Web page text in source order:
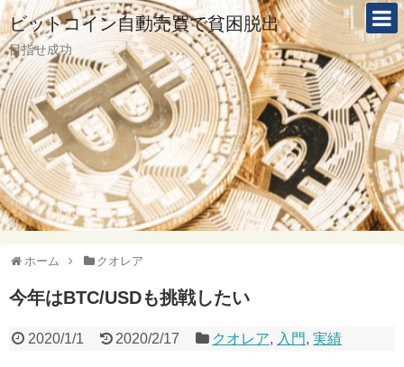
ビットコイン自動売買で貧困脱出
目指せ成功
ホーム クオレア
今年はBTC/USDも挑戦したい
2020/1/1 2020/2/17 クオレア, 入門,実績